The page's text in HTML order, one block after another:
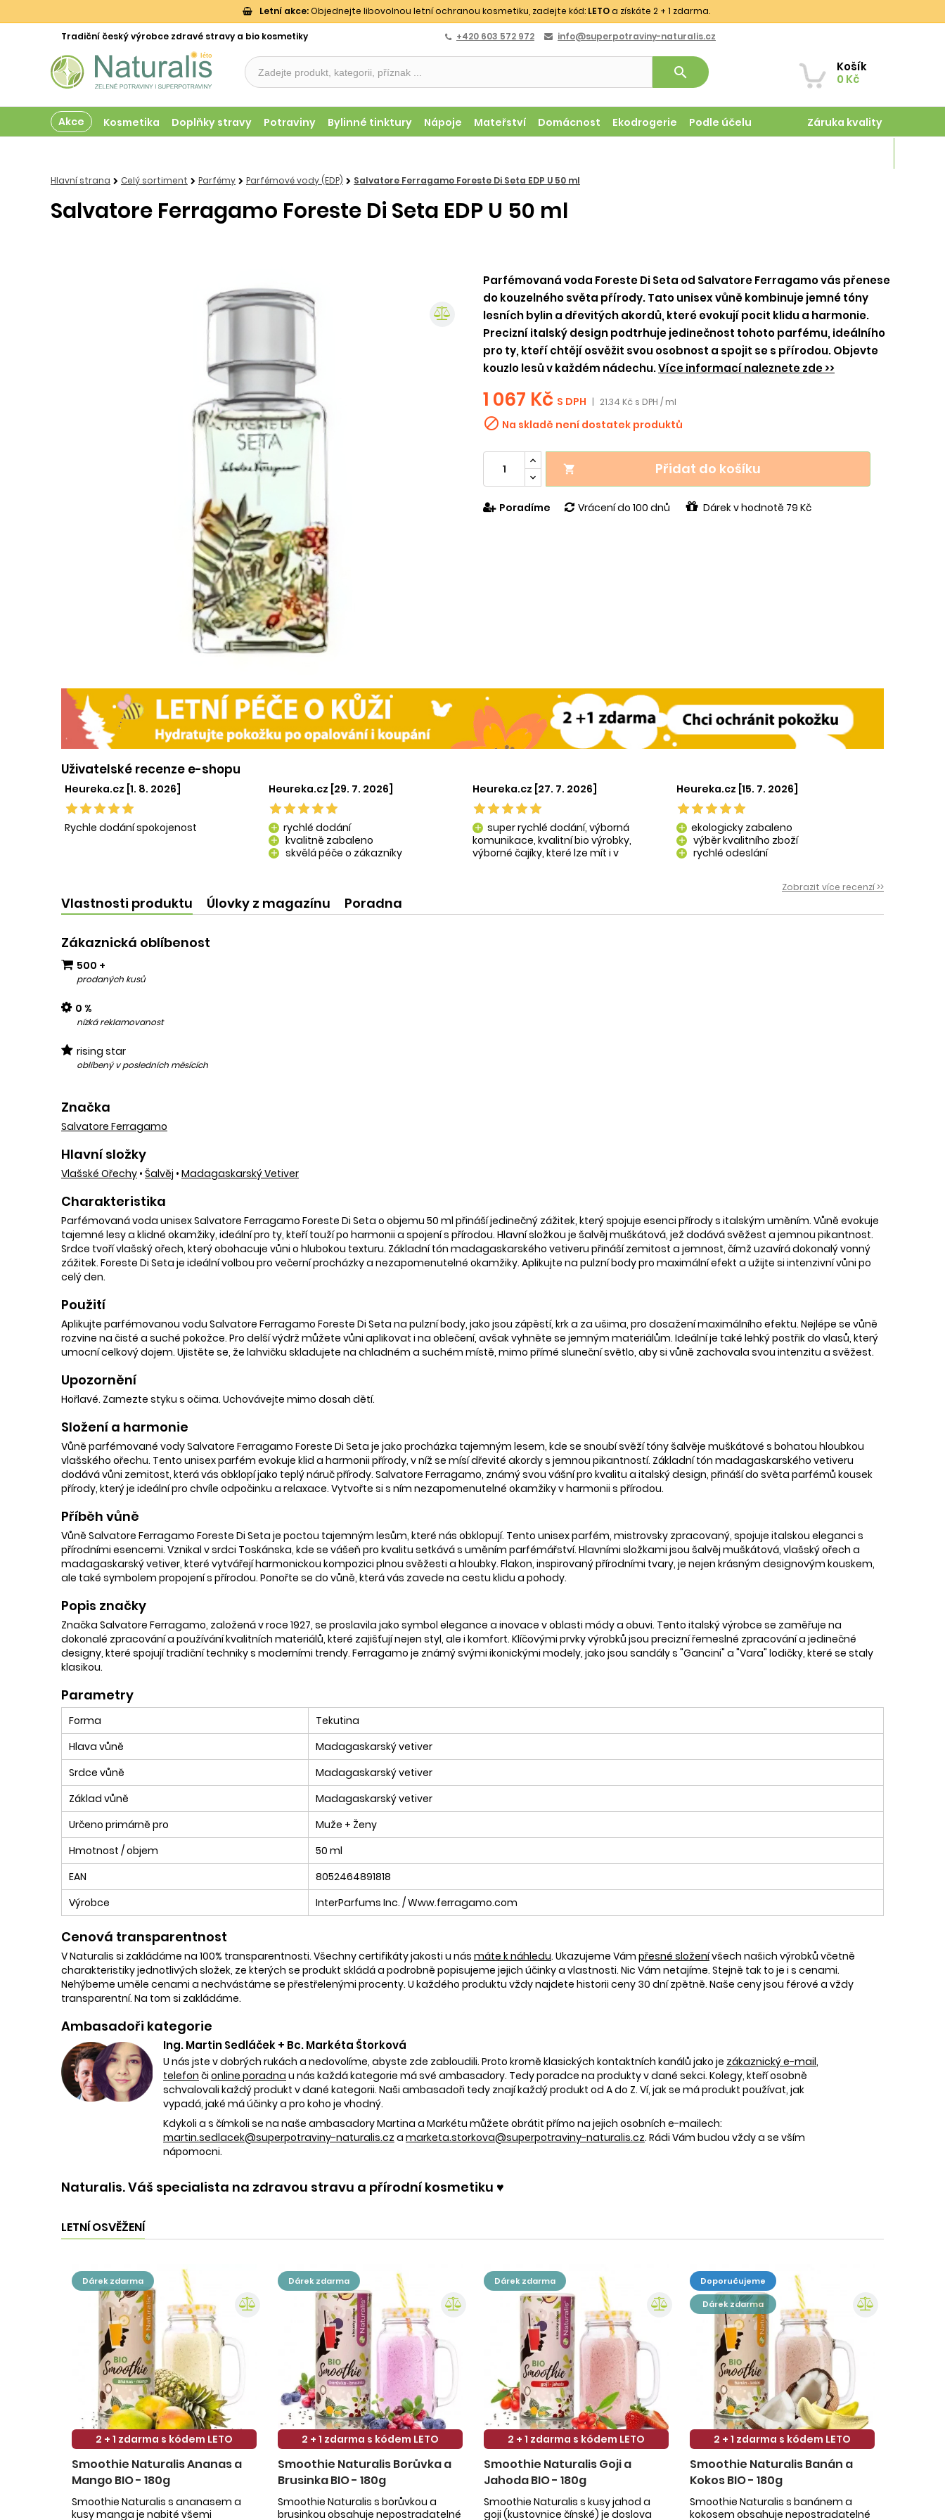
Letní akce:Objednejte libovolnou letní ochranou kosmetiku, zadejte kód: LETOa získáte 2 + 1 zdarma.
Tradiční český výrobce zdravé stravy a bio kosmetiky +420 603 572 972 info@superpotraviny-naturalis.cz
Košík
0 Kč
search
Akce Kosmetika Doplňky stravy Potraviny Bylinné tinktury Nápoje Mateřství Domácnost Ekodrogerie Podle účelu Záruka kvality
Hlavní strana Celý sortiment Parfémy Parfémové vody (EDP) Salvatore Ferragamo Foreste Di Seta EDP U 50 ml
Salvatore Ferragamo Foreste Di Seta EDP U 50 ml
Parfémovaná voda Foreste Di Seta od Salvatore Ferragamo vás přenese
do kouzelného světa přírody. Tato unisex vůně kombinuje jemné tóny
lesních bylin a dřevitých akordů, které evokují pocit klidu a harmonie.
Precizní italský design podtrhuje jedinečnost tohoto parfému, ideálního
pro ty, kteří chtějí osvěžit svou osobnost a spojit se s přírodou. Objevte
kouzlo lesů v každém nádechu.Více informací naleznete zde >>
1 067 Kč S DPH | 21.34 Kč s DPH / ml
 Na skladě není dostatek produktů
 Přidat do košíku
Poradíme Vrácení do 100 dnů Dárek v hodnotě 79 Kč
Uživatelské recenze e-shopu
Heureka.cz [1. 8. 2026]
Rychle dodání spokojenost
Heureka.cz [29. 7. 2026]
add rychlé dodání
add kvalitně zabaleno
add skvělá péče o zákazníky
Heureka.cz [27. 7. 2026]
add super rychlé dodání, výborná
komunikace, kvalitní bio výrobky,
výborné čajíky, které lze mít i v
Heureka.cz [15. 7. 2026]
add ekologicky zabaleno
add výběr kvalitního zboží
add rychlé odeslání
Zobrazit více recenzí >>
Vlastnosti produktu Úlovky z magazínu Poradna
Zákaznická oblíbenost
500 +
prodaných kusů
0 %
nízká reklamovanost
rising star
oblíbený v posledních měsících
Značka
Salvatore Ferragamo
Hlavní složky
Vlašské Ořechy • Šalvěj • Madagaskarský Vetiver
Charakteristika
Parfémovaná voda unisex Salvatore Ferragamo Foreste Di Seta o objemu 50 ml přináší jedinečný zážitek, který spojuje esenci přírody s italským uměním. Vůně evokuje
tajemné lesy a klidné okamžiky, ideální pro ty, kteří touží po harmonii a spojení s přírodou. Hlavní složkou je šalvěj muškátová, jež dodává svěžest a jemnou pikantnost.
Srdce tvoří vlašský ořech, který obohacuje vůni o hlubokou texturu. Základní tón madagaskarského vetiveru přináší zemitost a jemnost, čímž uzavírá dokonalý vonný
zážitek. Foreste Di Seta je ideální volbou pro večerní procházky a nezapomenutelné okamžiky. Aplikujte na pulzní body pro maximální efekt a užijte si intenzivní vůni po
celý den.
Použití
Aplikujte parfémovanou vodu Salvatore Ferragamo Foreste Di Seta na pulzní body, jako jsou zápěstí, krk a za ušima, pro dosažení maximálního efektu. Nejlépe se vůně
rozvine na čisté a suché pokožce. Pro delší výdrž můžete vůni aplikovat i na oblečení, avšak vyhněte se jemným materiálům. Ideální je také lehký postřik do vlasů, který
umocní celkový dojem. Ujistěte se, že lahvičku skladujete na chladném a suchém místě, mimo přímé sluneční světlo, aby si vůně zachovala svou intenzitu a svěžest.
Upozornění
Hořlavé. Zamezte styku s očima. Uchovávejte mimo dosah dětí.
Složení a harmonie
Vůně parfémované vody Salvatore Ferragamo Foreste Di Seta je jako procházka tajemným lesem, kde se snoubí svěží tóny šalvěje muškátové s bohatou hloubkou
vlašského ořechu. Tento unisex parfém evokuje klid a harmonii přírody, v níž se mísí dřevité akordy s jemnou pikantností. Základní tón madagaskarského vetiveru
dodává vůni zemitost, která vás obklopí jako teplý náruč přírody. Salvatore Ferragamo, známý svou vášní pro kvalitu a italský design, přináší do světa parfémů kousek
přírody, který je ideální pro chvíle odpočinku a relaxace. Vytvořte si s ním nezapomenutelné okamžiky v harmonii s přírodou.
Příběh vůně
Vůně Salvatore Ferragamo Foreste Di Seta je poctou tajemným lesům, které nás obklopují. Tento unisex parfém, mistrovsky zpracovaný, spojuje italskou eleganci s
přírodními esencemi. Vznikal v srdci Toskánska, kde se vášeň pro kvalitu setkává s uměním parfémářství. Hlavními složkami jsou šalvěj muškátová, vlašský ořech a
madagaskarský vetiver, které vytvářejí harmonickou kompozici plnou svěžesti a hloubky. Flakon, inspirovaný přírodními tvary, je nejen krásným designovým kouskem,
ale také symbolem propojení s přírodou. Ponořte se do vůně, která vás zavede na cestu klidu a pohody.
Popis značky
Značka Salvatore Ferragamo, založená v roce 1927, se proslavila jako symbol elegance a inovace v oblasti módy a obuvi. Tento italský výrobce se zaměřuje na
dokonalé zpracování a používání kvalitních materiálů, které zajišťují nejen styl, ale i komfort. Klíčovými prvky výrobků jsou precizní řemeslné zpracování a jedinečné
designy, které spojují tradiční techniky s moderními trendy. Ferragamo je známý svými ikonickými modely, jako jsou sandály s "Gancini" a "Vara" lodičky, které se staly
klasikou.
Parametry
Forma
Tekutina
Hlava vůně
Madagaskarský vetiver
Srdce vůně
Madagaskarský vetiver
Základ vůně
Madagaskarský vetiver
Určeno primárně pro
Muže + Ženy
Hmotnost / objem
50 ml
EAN
8052464891818
Výrobce
InterParfums Inc. / Www.ferragamo.com
Cenová transparentnost
V Naturalis si zakládáme na 100% transparentnosti. Všechny certifikáty jakosti u nás máte k náhledu. Ukazujeme Vám přesné složenívšech našich výrobků včetně
charakteristiky jednotlivých složek, ze kterých se produkt skládá a podrobně popisujeme jejich účinky a vlastnosti. Nic Vám netajíme. Stejně tak to je i s cenami.
Nehýbeme uměle cenami a nechvástáme se přestřelenými procenty. U každého produktu vždy najdete historii ceny 30 dní zpětně. Naše ceny jsou férové a vždy
transparentní. Na tom si zakládáme.
Ambasadoři kategorie
Ing. Martin Sedláček + Bc. Markéta Štorková
U nás jste v dobrých rukách a nedovolíme, abyste zde zabloudili. Proto kromě klasických kontaktních kanálů jako je zákaznický e-mail,
telefon či online poradna u nás každá kategorie má své ambasadory. Tedy poradce na produkty v dané sekci. Kolegy, kteří osobně
schvalovali každý produkt v dané kategorii. Naši ambasadoři tedy znají každý produkt od A do Z. Ví, jak se má produkt používat, jak
vypadá, jaké má účinky a pro koho je vhodný.
Kdykoli a s čímkoli se na naše ambasadory Martina a Markétu můžete obrátit přímo na jejich osobních e-mailech:
martin.sedlacek@superpotraviny-naturalis.cz a marketa.storkova@superpotraviny-naturalis.cz. Rádi Vám budou vždy a se vším
nápomocni.
Naturalis. Váš specialista na zdravou stravu a přírodní kosmetiku ♥️
LETNÍ OSVĚŽENÍ
dárek zdarma
2 + 1 zdarma s kódem LETO
Smoothie Naturalis Ananas a
Mango BIO - 180g
Smoothie Naturalis s ananasem a
kusy manga je nabité všemi
dárek zdarma
2 + 1 zdarma s kódem LETO
Smoothie Naturalis Borůvka a
Brusinka BIO - 180g
Smoothie Naturalis s borůvkou a
brusinkou obsahuje nepostradatelné
dárek zdarma
2 + 1 zdarma s kódem LETO
Smoothie Naturalis Goji a
Jahoda BIO - 180g
Smoothie Naturalis s kusy jahod a
goji (kustovnice čínské) je doslova
doporučujeme
dárek zdarma
2 + 1 zdarma s kódem LETO
Smoothie Naturalis Banán a
Kokos BIO - 180g
Smoothie Naturalis s banánem a
kokosem obsahuje nepostradatelné